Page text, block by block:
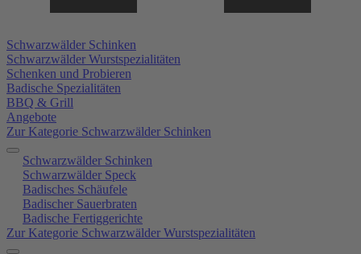
Schwarzwälder Schinken
Schwarzwälder Wurstspezialitäten
Schenken und Probieren
Badische Spezialitäten
BBQ & Grill
Angebote
Zur Kategorie Schwarzwälder Schinken
Schwarzwälder Schinken
Schwarzwälder Speck
Badisches Schäufele
Badischer Sauerbraten
Badische Fertiggerichte
Zur Kategorie Schwarzwälder Wurstspezialitäten